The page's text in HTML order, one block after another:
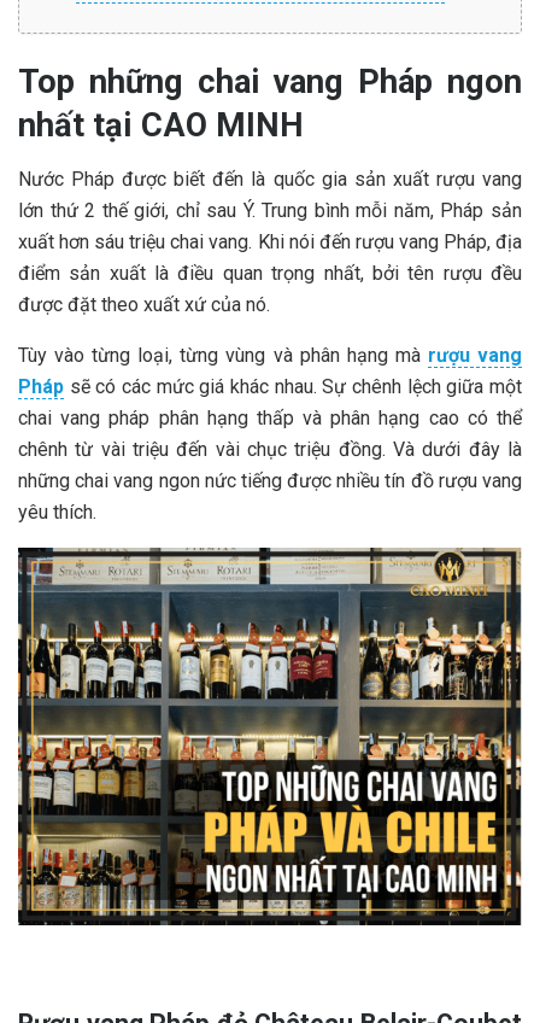
Top những chai vang Pháp ngon
nhất tại CAO MINH
Nước Pháp được biết đến là quốc gia sản xuất rượu vang
lớn thứ 2 thế giới, chỉ sau Ý. Trung bình mỗi năm, Pháp sản
xuất hơn sáu triệu chai vang. Khi nói đến rượu vang Pháp, địa
điểm sản xuất là điều quan trọng nhất, bởi tên rượu đều
được đặt theo xuất xứ của nó.
Tùy vào từng loại, từng vùng và phân hạng mà rượu vang
Pháp sẽ có các mức giá khác nhau. Sự chênh lệch giữa một
chai vang pháp phân hạng thấp và phân hạng cao có thể
chênh từ vài triệu đến vài chục triệu đồng. Và dưới đây là
những chai vang ngon nức tiếng được nhiều tín đồ rượu vang
yêu thích.